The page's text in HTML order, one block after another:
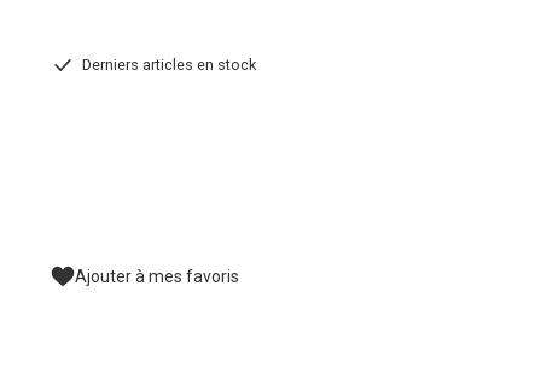
Derniers articles en stock
Ajouter à mes favoris